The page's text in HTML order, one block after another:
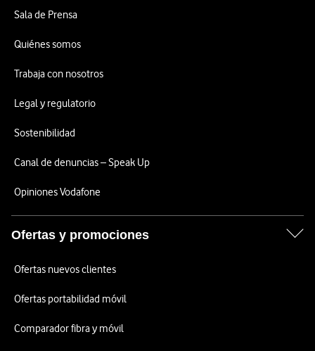
Sala de Prensa
Quiénes somos
Trabaja con nosotros
Legal y regulatorio
Sostenibilidad
Canal de denuncias – Speak Up
Opiniones Vodafone
Ofertas y promociones
Ofertas nuevos clientes
Ofertas portabilidad móvil
Comparador fibra y móvil